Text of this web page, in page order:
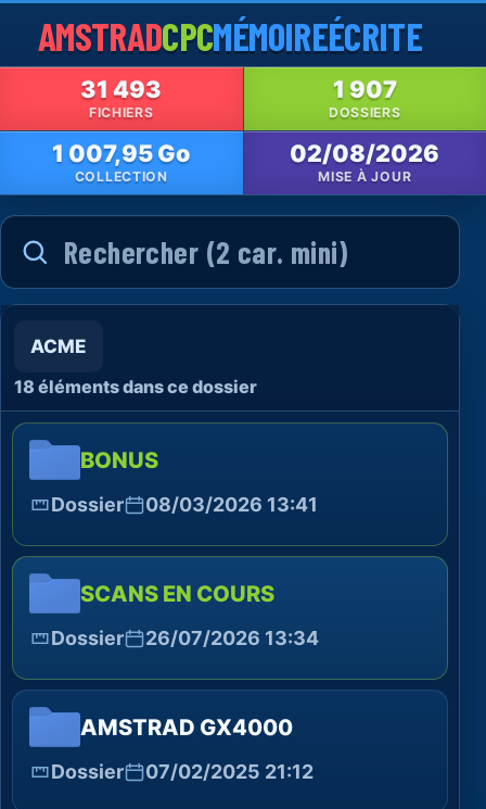
AMSTRADCPCMÉMOIREÉCRITE
31 493
FICHIERS
1 907
DOSSIERS
1 007,95 Go
COLLECTION
02/08/2026
MISE À JOUR
ACME
18 éléments dans ce dossier
BONUS
Dossier 08/03/2026 13:41
SCANS EN COURS
Dossier 26/07/2026 13:34
AMSTRAD GX4000
Dossier 07/02/2025 21:12